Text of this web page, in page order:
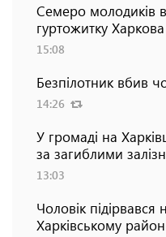
Семеро молодиків
гуртожитку
15:08
Безпілотник вбив
14:26
У громаді на
за загиблими
13:03
Чоловік підірвався
Харківському